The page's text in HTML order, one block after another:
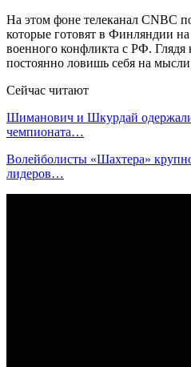
На этом фоне телеканал CNBC
которые готовят в Финляндии
военного конфликта с РФ. Глядя
постоянно ловишь себя на
Сейчас читают
Шиманович и Шкурдай
чемпионата…
Волейболисты «Шахтера»
лидеров…